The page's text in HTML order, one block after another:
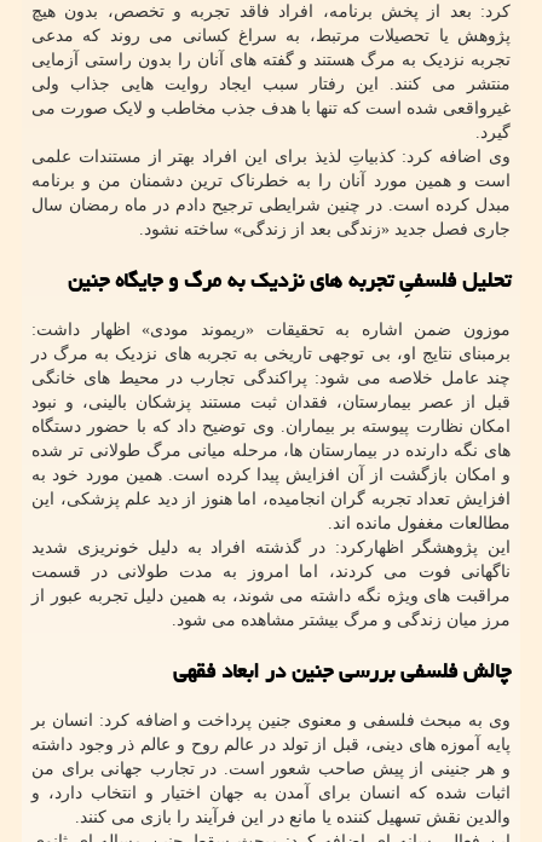
کرد: بعد از پخش برنامه، افراد فاقد تجربه و تخصص، بدون هیچ
پژوهش یا تحصیلات مرتبط، به سراغ کسانی می روند که مدعی
تجربه نزدیک به مرگ هستند و گفته های آنان را بدون راستی آزمایی
منتشر می کنند. این رفتار سبب ایجاد روایت هایی جذاب ولی
غیرواقعی شده است که تنها با هدف جذب مخاطب و لایک صورت می
گیرد.
وی اضافه کرد: کذبیاتِ لذیذ برای این افراد بهتر از مستندات علمی
است و همین مورد آنان را به خطرناک ترین دشمنان من و برنامه
مبدل کرده است. در چنین شرایطی ترجیح دادم در ماه رمضان سال
جاری فصل جدید «زندگی بعد از زندگی» ساخته نشود.
تحلیل فلسفیِ تجربه های نزدیک به مرگ و جایگاه جنین
موزون ضمن اشاره به تحقیقات «ریموند مودی» اظهار داشت:
برمبنای نتایج او، بی توجهی تاریخی به تجربه های نزدیک به مرگ در
چند عامل خلاصه می شود: پراکندگی تجارب در محیط های خانگی
قبل از عصر بیمارستان، فقدان ثبت مستند پزشکان بالینی، و نبود
امکان نظارت پیوسته بر بیماران. وی توضیح داد که با حضور دستگاه
های نگه دارنده در بیمارستان ها، مرحله میانی مرگ طولانی تر شده
و امکان بازگشت از آن افزایش پیدا کرده است. همین مورد خود به
افزایش تعداد تجربه گران انجامیده، اما هنوز از دید علم پزشکی، این
مطالعات مغفول مانده اند.
این پژوهشگر اظهارکرد: در گذشته افراد به دلیل خونریزی شدید
ناگهانی فوت می کردند، اما امروز به مدت طولانی در قسمت
مراقبت های ویژه نگه داشته می شوند، به همین دلیل تجربه عبور از
مرز میان زندگی و مرگ بیشتر مشاهده می شود.
چالش فلسفی بررسی جنین در ابعاد فقهی
وی به مبحث فلسفی و معنوی جنین پرداخت و اضافه کرد: انسان بر
پایه آموزه های دینی، قبل از تولد در عالم روح و عالم ذر وجود داشته
و هر جنینی از پیش صاحب شعور است. در تجارب جهانی برای من
اثبات شده که انسان برای آمدن به جهان اختیار و انتخاب دارد، و
والدین نقش تسهیل کننده یا مانع در این فرآیند را بازی می کنند.